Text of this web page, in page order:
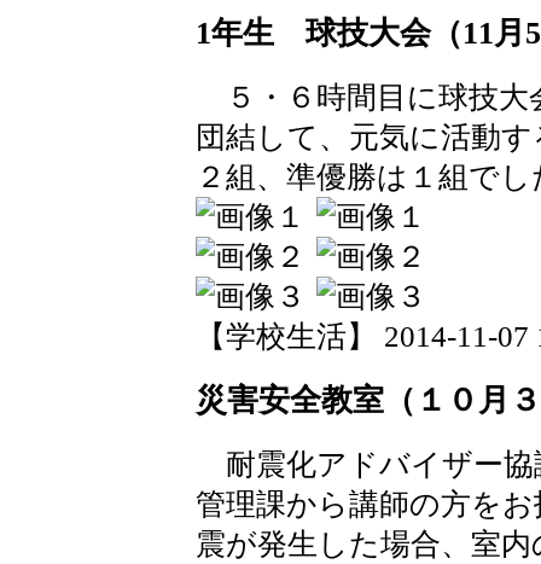
1年生 球技大会（11月
５・６時間目に球技大
団結して、元気に活動
２組、準優勝は１組でし
【学校生活】 2014-11-07
災害安全教室（１０月
耐震化アドバイザー協
管理課から講師の方を
震が発生した場合、室